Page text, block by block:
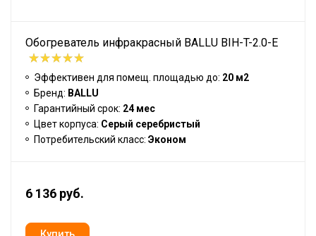
Обогреватель инфракрасный BALLU BIH-T-2.0-E
Эффективен для помещ. площадью до: 20 м2
Бренд: BALLU
Гарантийный срок: 24 мес
Цвет корпуса: Серый серебристый
Потребительский класс: Эконом
6 136 руб.